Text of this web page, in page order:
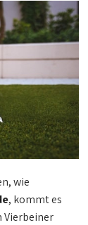
wie
, kommt es
Vierbeiner